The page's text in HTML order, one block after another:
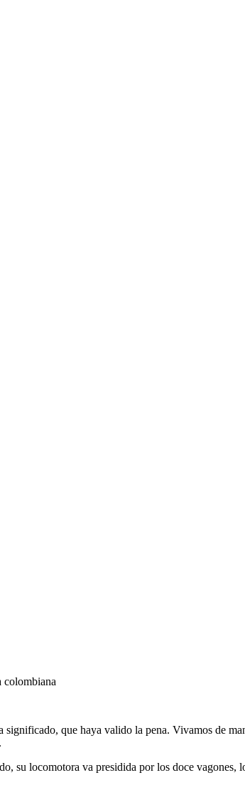
colombiana
que haya valido la pena. Vivamos de
su locomotora va presidida por los doce vagones,